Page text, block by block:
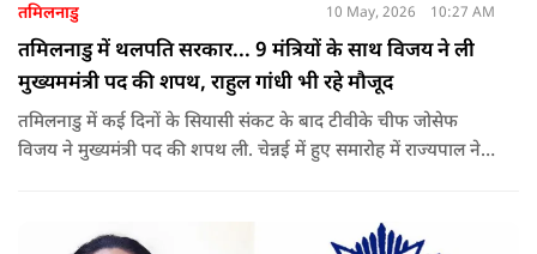
तमिलनाडु 10 May, 2026 10:27 AM
तमिलनाडु में थलपति सरकार... 9 मंत्रियों के साथ विजय ने ली
मुख्यममंत्री पद की शपथ, राहुल गांधी भी रहे मौजूद
तमिलनाडु में कई दिनों के सियासी संकट के बाद टीवीके चीफ जोसेफ
विजय ने मुख्यमंत्री पद की शपथ ली. चेन्नई में हुए समारोह में राज्यपाल ने